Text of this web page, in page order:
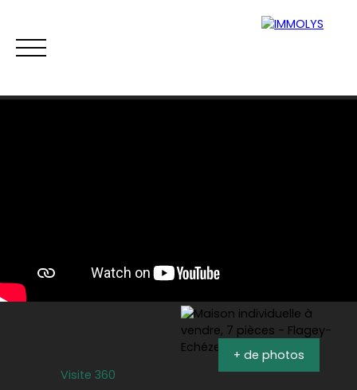
Estimation
Visite 360
+ de photos